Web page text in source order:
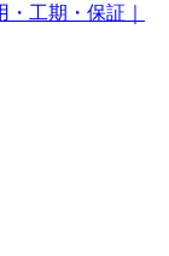
工期・保証｜